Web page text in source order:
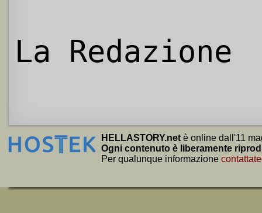
La Redazione
HELLASTORY.net è online dall'11
Ogni contenuto è liberamente
Per qualunque informazione